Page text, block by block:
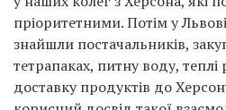
пріоритетними. Потім у
знайшли постачальників,
тетрапаках, питну воду, теплі
доставку продуктів до